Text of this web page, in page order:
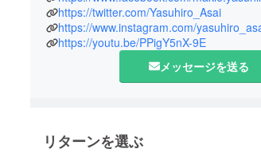
https://twitter.com/Yasuhiro_Asai
https://www.instagram.com/
https://youtu.be/PPigY5nX-9E
メッセージを送る
リターンを選ぶ